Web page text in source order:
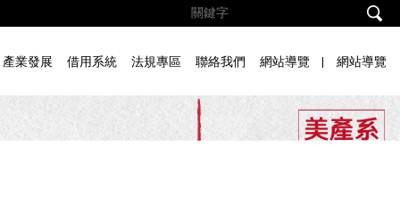
產業發展 借用系統 法規專區 聯絡我們 網站導覽 網站導覽